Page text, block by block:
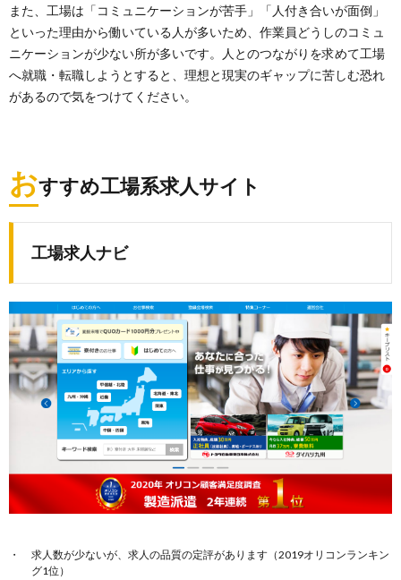
また、工場は「コミュニケーションが苦手」「人付き合いが面倒」
といった理由から働いている人が多いため、作業員どうしのコミュ
ニケーションが少ない所が多いです。人とのつながりを求めて工場
へ就職・転職しようとすると、理想と現実のギャップに苦しむ恐れ
があるので気をつけてください。
おすすめ工場系求人サイト
工場求人ナビ
求人数が少ないが、求人の品質の定評があります（2019オリコンランキン
グ1位）